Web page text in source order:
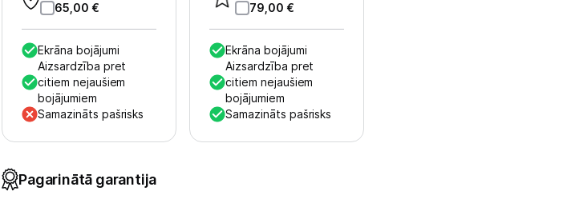
65,00 €
Ekrāna bojājumi
Aizsardzība pret
citiem nejaušiem
bojājumiem
Samazināts pašrisks
79,00 €
Ekrāna bojājumi
Aizsardzība pret
citiem nejaušiem
bojājumiem
Samazināts pašrisks
Pagarinātā garantija